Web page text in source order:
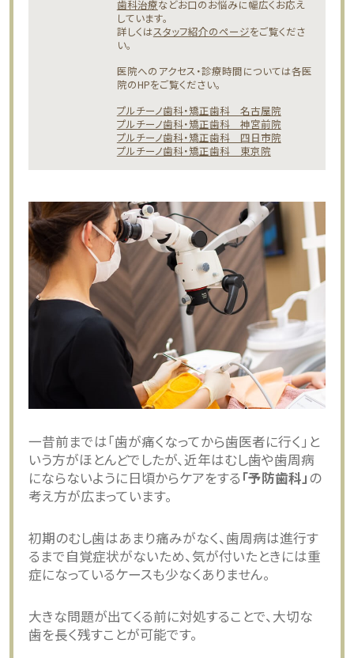
歯科治療などお口のお悩みに幅広くお応え
しています。
詳しくはスタッフ紹介のページをご覧くださ
い。
医院へのアクセス・診療時間については各医
院のHPをご覧ください。
プルチーノ歯科・矯正歯科 名古屋院
プルチーノ歯科・矯正歯科 神宮前院
プルチーノ歯科・矯正歯科 四日市院
プルチーノ歯科・矯正歯科 東京院
一昔前までは「歯が痛くなってから歯医者に行く」と
いう方がほとんどでしたが、近年はむし歯や歯周病
にならないように日頃からケアをする 「予防歯科」 の
考え方が広まっています。
初期のむし歯はあまり痛みがなく、歯周病は進行す
るまで自覚症状がないため、気が付いたときには重
症になっているケースも少なくありません。
大きな問題が出てくる前に対処することで、大切な
歯を長く残すことが可能です。